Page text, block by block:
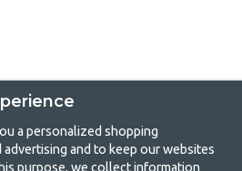
shop for camping
a personalized shopping
and to keep our websites
purpose, we collect information